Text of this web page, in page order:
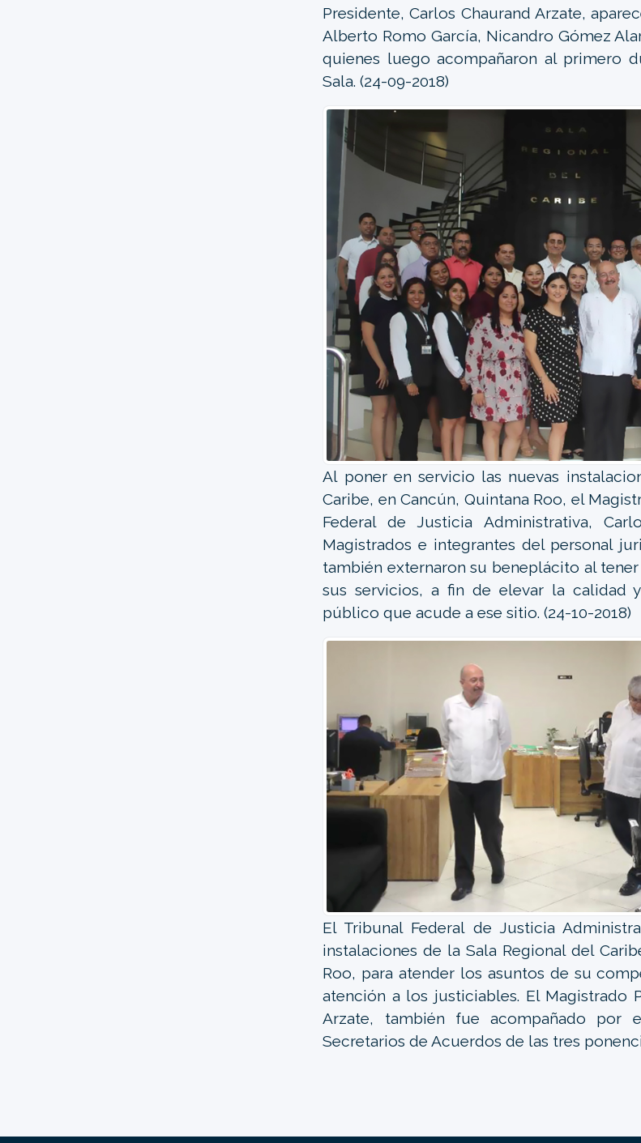
Presidente, Carlos Chaurand Arzate,
Alberto Romo García, Nicandro Gómez
quienes luego acompañaron al primero
Sala. (24-09-2018)
Al poner en servicio las nuevas
Caribe, en Cancún, Quintana Roo, el
Federal de Justicia Administrativa,
Magistrados e integrantes del personal
también externaron su beneplácito al
sus servicios, a fin de elevar la calidad
público que acude a ese sitio. (24-10-2018)
El Tribunal Federal de Justicia
instalaciones de la Sala Regional del
Roo, para atender los asuntos de su
atención a los justiciables. El Magistrado
Arzate, también fue acompañado por
Secretarios de Acuerdos de las tres